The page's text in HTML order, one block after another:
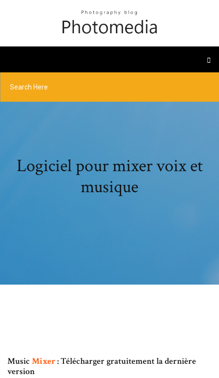
Logiciel pour mixer voix et
musique
Music Mixer: Télécharger gratuitement la dernière
version